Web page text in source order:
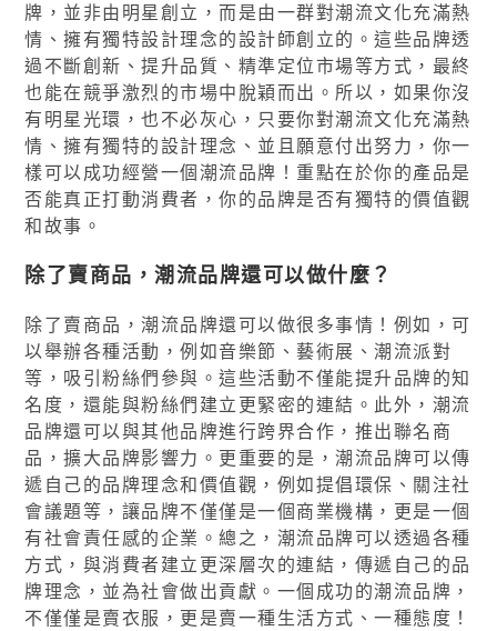
牌，並非由明星創立，而是由一群對潮流文化充滿熱
情、擁有獨特設計理念的設計師創立的。這些品牌透
過不斷創新、提升品質、精準定位市場等方式，最終
也能在競爭激烈的市場中脫穎而出。所以，如果你沒
有明星光環，也不必灰心，只要你對潮流文化充滿熱
情、擁有獨特的設計理念、並且願意付出努力，你一
樣可以成功經營一個潮流品牌！重點在於你的產品是
否能真正打動消費者，你的品牌是否有獨特的價值觀
和故事。
除了賣商品，潮流品牌還可以做什麼？
除了賣商品，潮流品牌還可以做很多事情！例如，可
以舉辦各種活動，例如音樂節、藝術展、潮流派對
等，吸引粉絲們參與。這些活動不僅能提升品牌的知
名度，還能與粉絲們建立更緊密的連結。此外，潮流
品牌還可以與其他品牌進行跨界合作，推出聯名商
品，擴大品牌影響力。更重要的是，潮流品牌可以傳
遞自己的品牌理念和價值觀，例如提倡環保、關注社
會議題等，讓品牌不僅僅是一個商業機構，更是一個
有社會責任感的企業。總之，潮流品牌可以透過各種
方式，與消費者建立更深層次的連結，傳遞自己的品
牌理念，並為社會做出貢獻。一個成功的潮流品牌，
不僅僅是賣衣服，更是賣一種生活方式、一種態度！